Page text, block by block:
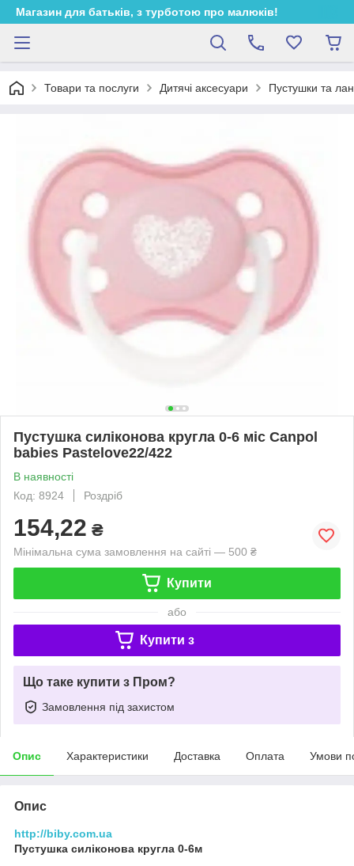
Магазин для батьків, з турботою про малюків!
Товари та послуги Дитячі аксесуари Пустушки та
Пустушка силіконова кругла 0-6 міс Canpol
babies Pastelove22/422
В наявності
Код: 8924
Роздріб
154,22 ₴
Мінімальна сума замовлення на сайті — 500 ₴
Купити
або
Купити з
Що таке купити з Пром?
Замовлення під захистом
Опис Характеристики Доставка Оплата Умови
Опис
http://biby.com.ua
Пустушка силіконова кругла 0-6м